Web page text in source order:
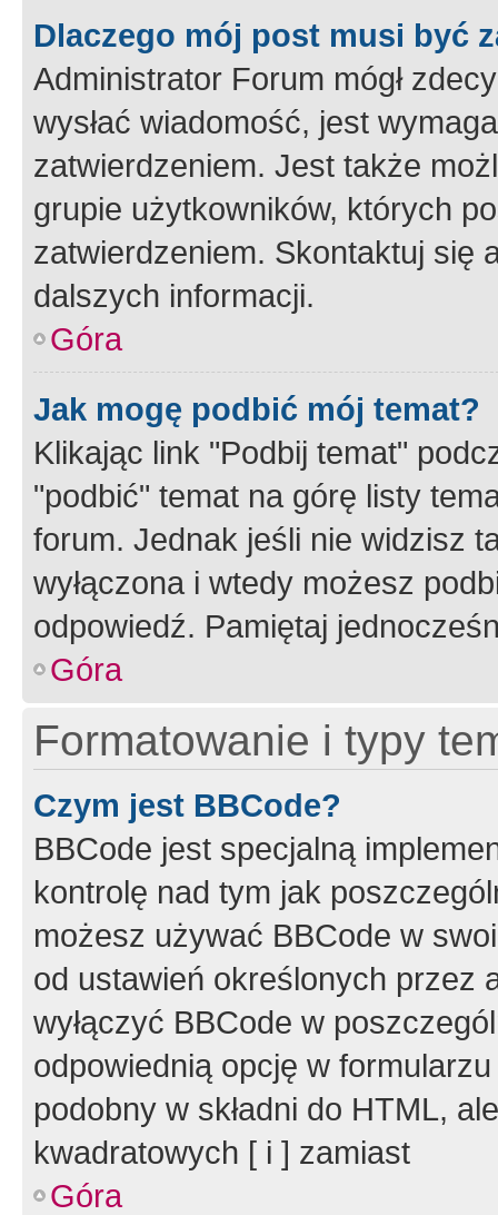
Dlaczego mój post musi być
Administrator Forum mógł
wysłać wiadomość, jest
zatwierdzeniem. Jest także
grupie użytkowników, których
zatwierdzeniem. Skontaktuj się
dalszych informacji.
Góra
Jak mogę podbić mój temat?
Klikając link "Podbij temat"
"podbić" temat na górę listy
forum. Jednak jeśli nie widzisz
wyłączona i wtedy możesz
odpowiedź. Pamiętaj
Góra
Formatowanie i typy
Czym jest BBCode?
BBCode jest specjalną
kontrolę nad tym jak
możesz używać BBCode w
od ustawień określonych przez
wyłączyć BBCode w
odpowiednią opcję w
podobny w składni do HTML,
kwadratowych [ i ] zamiast
Góra